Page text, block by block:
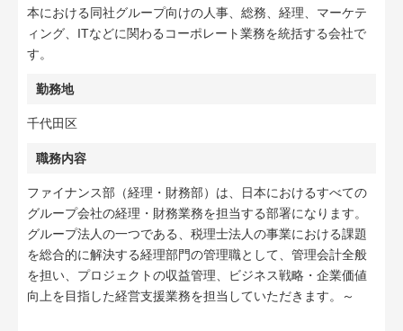
本における同社グループ向けの人事、総務、経理、マーケテ
ィング、ITなどに関わるコーポレート業務を統括する会社で
す。
勤務地
千代田区
職務内容
ファイナンス部（経理・財務部）は、日本におけるすべての
グループ会社の経理・財務業務を担当する部署になります。
グループ法人の一つである、税理士法人の事業における課題
を総合的に解決する経理部門の管理職として、管理会計全般
を担い、プロジェクトの収益管理、ビジネス戦略・企業価値
向上を目指した経営支援業務を担当していただきます。～